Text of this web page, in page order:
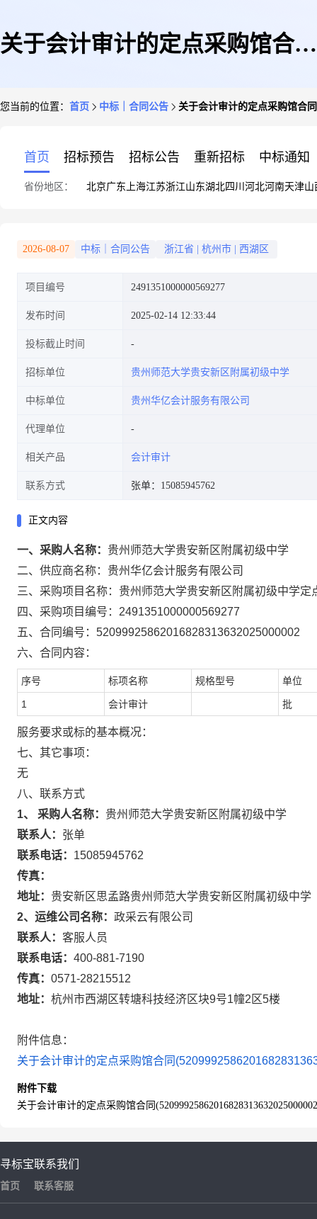
关于会计审计的定点采购馆合同
您当前的位置： 首页 中标｜合同公告 关于会计审计的定点采购馆合
首页 招标预告 招标公告 重新招标 中标通知
省份地区： 北京广东 上海江苏浙江山东湖北四川 河北河南天津山
2026-08-07 中标｜合同公告 浙江省 杭州市 西湖区
项目编号 2491351000000569277
发布时间 2025-02-14 12:33:44
投标截止时间
招标单位 贵州师范大学贵安新区附属初级中学
中标单位 贵州华亿会计服务有限公司
代理单位
相关产品 会计审计
联系方式 张单：15085945762
正文内容
一、采购人名称： 贵州师范大学贵安新区附属初级中学
二、供应商名称： 贵州华亿会计服务有限公司
三、采购项目名称： 贵州师范大学贵安新区附属初级中学定
四、采购项目编号： 2491351000000569277
五、合同编号： 52099925862016828313632025000002
六、合同内容：
序号 标项名称 规格型号 单位
1 会计审计 批
服务要求或标的基本概况：
七、其它事项：
无
八、联系方式
1、 采购人名称： 贵州师范大学贵安新区附属初级中学
联系人： 张单
联系电话： 15085945762
传真：
地址： 贵安新区思孟路贵州师范大学贵安新区附属初级中学
2、运维公司名称： 政采云有限公司
联系人： 客服人员
联系电话： 400-881-7190
传真： 0571-28215512
地址： 杭州市西湖区转塘科技经济区块9号1幢2区5楼
附件信息：
关于会计审计的定点采购馆合同
附件下载
关于会计审计的定点采购馆合同
寻标宝
首页
联系我们
联系客服